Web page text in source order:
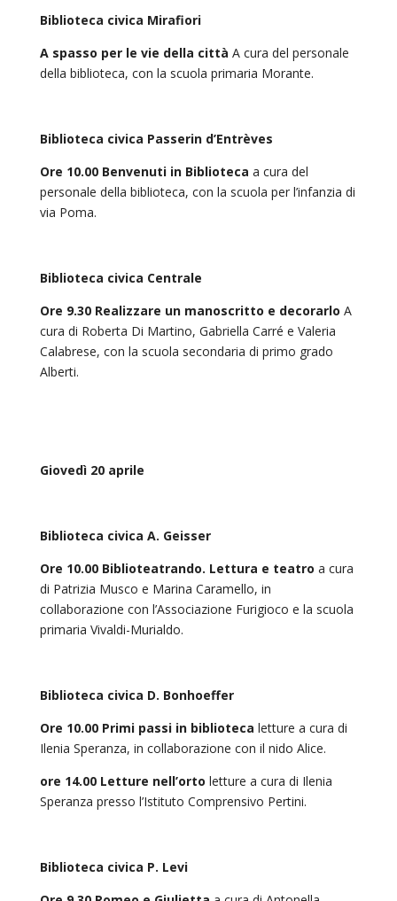
Biblioteca civica Mirafiori
A spasso per le vie della città A cura del personale
della biblioteca, con la scuola primaria Morante.
Biblioteca civica Passerin d’Entrèves
Ore 10.00 Benvenuti in Biblioteca a cura del
personale della biblioteca, con la scuola per l’infanzia di
via Poma.
Biblioteca civica Centrale
Ore 9.30 Realizzare un manoscritto e decorarlo A
cura di Roberta Di Martino, Gabriella Carré e Valeria
Calabrese, con la scuola secondaria di primo grado
Alberti.
Giovedì 20 aprile
Biblioteca civica A. Geisser
Ore 10.00 Biblioteatrando. Lettura e teatro a cura
di Patrizia Musco e Marina Caramello, in
collaborazione con l’Associazione Furigioco e la scuola
primaria Vivaldi-Murialdo.
Biblioteca civica D. Bonhoeffer
Ore 10.00 Primi passi in biblioteca letture a cura di
Ilenia Speranza, in collaborazione con il nido Alice.
ore 14.00 Letture nell’orto letture a cura di Ilenia
Speranza presso l’Istituto Comprensivo Pertini.
Biblioteca civica P. Levi